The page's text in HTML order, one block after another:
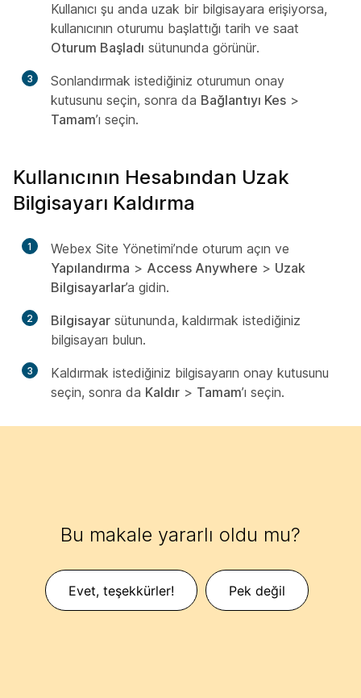
Kullanıcı şu anda uzak bir bilgisayara erişiyorsa,
kullanıcının oturumu başlattığı tarih ve saat
Oturum Başladı sütununda görünür.
3
Sonlandırmak istediğiniz oturumun onay
kutusunu seçin, sonra da Bağlantıyı Kes >
Tamam’ı seçin.
Kullanıcının Hesabından Uzak
Bilgisayarı Kaldırma
1
Webex Site Yönetimi’nde oturum açın ve
Yapılandırma > Access Anywhere > Uzak
Bilgisayarlar’a gidin.
2 Bilgisayar sütununda, kaldırmak istediğiniz
bilgisayarı bulun.
3
Kaldırmak istediğiniz bilgisayarın onay kutusunu
seçin, sonra da Kaldır > Tamam’ı seçin.
Bu makale yararlı oldu mu?
Evet, teşekkürler! Pek değil